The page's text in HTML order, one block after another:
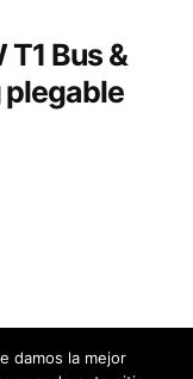
T1 Bus &
plegable
damos la mejor